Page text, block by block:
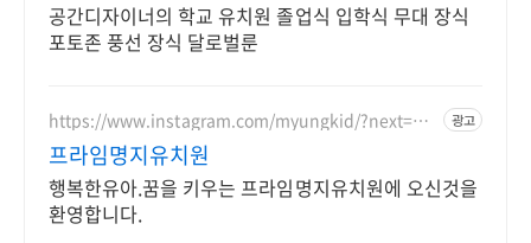
공간디자이너의 학교 유치원 졸업식 입학식 무대 장식
포토존 풍선 장식 달로벌룬
https://www.instagram.com/myungkid/?next=%2
광고
프라임명지유치원
행복한유아.꿈을 키우는 프라임명지유치원에 오신것을
환영합니다.